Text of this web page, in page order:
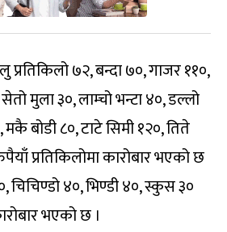
प्रतिकिलो ७२, बन्दा ७०, गाजर ११०,
मुला ३०, लाम्चो भन्टा ४०, डल्लो
मकै बोडी ८०, टाटे सिमी १२०, तिते
प्रतिकिलोमा कारोबार भएको छ
चिचिण्डो ४०, भिण्डी ४०, स्कुस ३०
भएको छ ।